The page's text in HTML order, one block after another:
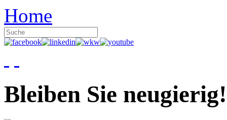
Home
Bleiben Sie neugierig!